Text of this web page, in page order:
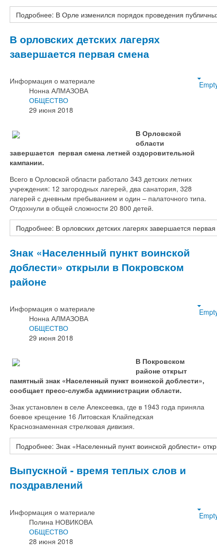
Подробнее: В Орле изменился порядок проведения
В орловских детских лагерях
завершается первая смена
Информация о материале
Нонна АЛМАЗОВА
ОБЩЕСТВО
29 июня 2018
В Орловской
области
завершается первая смена летней оздоровительной
кампании.
Всего в Орловской области работало 343 детских летних
учреждения: 12 загородных лагерей, два санатория, 328
лагерей с дневным пребыванием и один – палаточного типа.
Отдохнули в общей сложности 20 800 детей.
Подробнее: В орловских детских лагерях завершается
Знак «Населенный пункт воинской
доблести» открыли в Покровском
районе
Информация о материале
Нонна АЛМАЗОВА
ОБЩЕСТВО
29 июня 2018
В Покровском
районе открыт
памятный знак «Населенный пункт воинской доблести»,
сообщает пресс-служба администрации области.
Знак установлен в селе Алексеевка, где в 1943 года приняла
боевое крещение 16 Литовская Клайпедская
Краснознаменная стрелковая дивизия.
Подробнее: Знак «Населенный пункт воинской доблести»
Выпускной - время теплых слов и
поздравлений
Информация о материале
Полина НОВИКОВА
ОБЩЕСТВО
28 июня 2018